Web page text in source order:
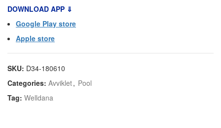
DOWNLOAD APP ⇓
Google Play store
Apple store
SKU: D34-180610
Categories: Avviklet, Pool
Tag: Welldana